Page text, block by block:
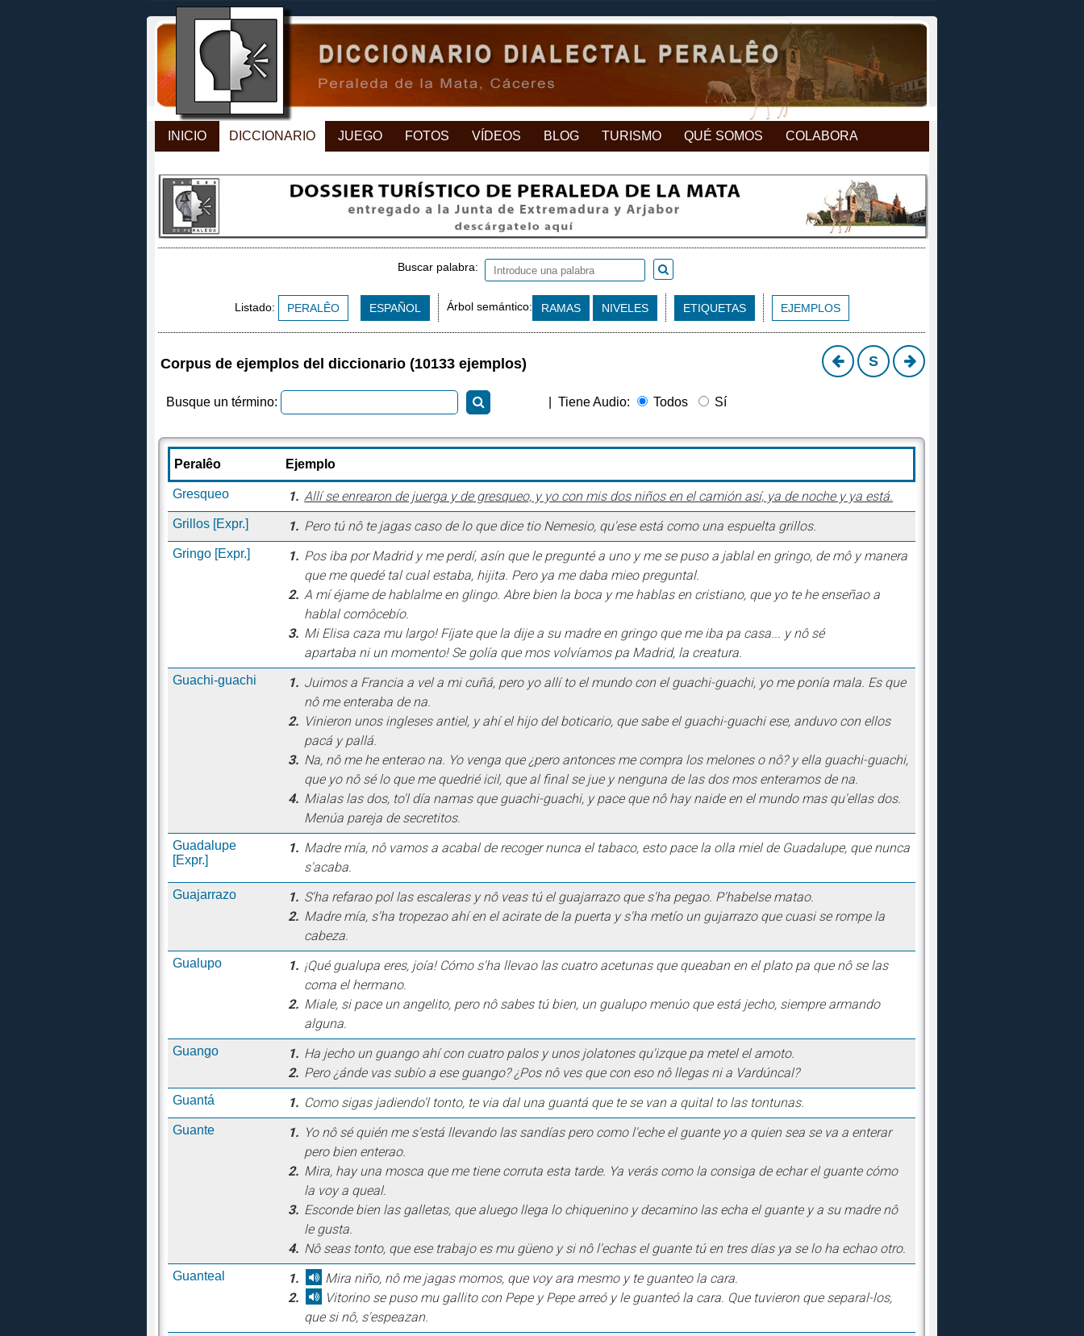
INICIO DICCIONARIO JUEGO FOTOS VÍDEOS BLOG TURISMO QUÉ SOMOS COLABORA
Buscar palabra:
Listado: PERALÊO ESPAÑOL Árbol semántico: RAMAS NIVELES ETIQUETAS EJEMPLOS
Corpus de ejemplos del diccionario (10133 ejemplos) S
Busque un término: Tiene Audio: Todos Sí
Peralêo Ejemplo
Gresqueo 1. Allí se enrearon de juerga y de gresqueo, y yo con mis dos niños en el camión así, ya de noche y ya está.
Grillos [Expr.] 1. Pero tú nô te jagas caso de lo que dice tio Nemesio, qu'ese está como una espuelta grillos.
Gringo [Expr.] 1. Pos iba por Madrid y me perdí, asín que le pregunté a uno y me se puso a jablal en gringo, de mô y manera
que me quedé tal cual estaba, hijita. Pero ya me daba mieo preguntal.
2. A mí éjame de hablalme en glingo. Abre bien la boca y me hablas en cristiano, que yo te he enseñao a
hablal comôcebío.
3. Mi Elisa caza mu largo! Fíjate que la dije a su madre en gringo que me iba pa casa... y nô sé
apartaba ni un momento! Se golía que mos volvíamos pa Madrid, la creatura.
Guachi-guachi 1. Juimos a Francia a vel a mi cuñá, pero yo allí to el mundo con el guachi-guachi, yo me ponía mala. Es que
nô me enteraba de na.
2. Vinieron unos ingleses antiel, y ahí el hijo del boticario, que sabe el guachi-guachi ese, anduvo con ellos
pacá y pallá.
3. Na, nô me he enterao na. Yo venga que ¿pero antonces me compra los melones o nô? y ella guachi-guachi,
que yo nô sé lo que me quedrié icil, que al final se jue y nenguna de las dos mos enteramos de na.
4. Mialas las dos, to'l día namas que guachi-guachi, y pace que nô hay naide en el mundo mas qu'ellas dos.
Menúa pareja de secretitos.
Guadalupe
[Expr.]
1. Madre mía, nô vamos a acabal de recoger nunca el tabaco, esto pace la olla miel de Guadalupe, que nunca
s'acaba.
Guajarrazo 1. S'ha refarao pol las escaleras y nô veas tú el guajarrazo que s'ha pegao. P'habelse matao.
2. Madre mía, s'ha tropezao ahí en el acirate de la puerta y s'ha metío un gujarrazo que cuasi se rompe la
cabeza.
Gualupo 1. ¡Qué gualupa eres, joía! Cómo s'ha llevao las cuatro acetunas que queaban en el plato pa que nô se las
coma el hermano.
2. Miale, si pace un angelito, pero nô sabes tú bien, un gualupo menúo que está jecho, siempre armando
alguna.
Guango 1. Ha jecho un guango ahí con cuatro palos y unos jolatones qu'izque pa metel el amoto.
2. Pero ¿ánde vas subío a ese guango? ¿Pos nô ves que con eso nô llegas ni a Vardúncal?
Guantá 1. Como sigas jadiendo'l tonto, te via dal una guantá que te se van a quital to las tontunas.
Guante 1. Yo nô sé quién me s'está llevando las sandías pero como l'eche el guante yo a quien sea se va a enterar
pero bien enterao.
2. Mira, hay una mosca que me tiene corruta esta tarde. Ya verás como la consiga de echar el guante cómo
la voy a queal.
3. Esconde bien las galletas, que aluego llega lo chiquenino y decamino las echa el guante y a su madre nô
le gusta.
4. Nô seas tonto, que ese trabajo es mu güeno y si nô l'echas el guante tú en tres días ya se lo ha echao otro.
Guanteal 1.
Mira niño, nô me jagas momos, que voy ara mesmo y te guanteo la cara.
2.
Vitorino se puso mu gallito con Pepe y Pepe arreó y le guanteó la cara. Que tuvieron que separal-los,
que si nô, s'espeazan.